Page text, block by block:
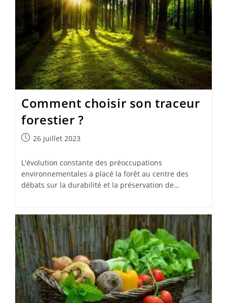
Comment choisir son traceur
forestier ?
Publication
26 juillet 2023
L'évolution constante des préoccupations
environnementales a placé la forêt au centre des
débats sur la durabilité et la préservation de…